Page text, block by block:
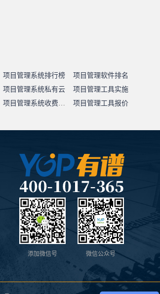
项目管理系统排行榜
项目管理软件排名
项目管理系统私有云
项目管理工具实施
项目管理系统收费标准 项目管理工具报价
添加微信号 微信公众号